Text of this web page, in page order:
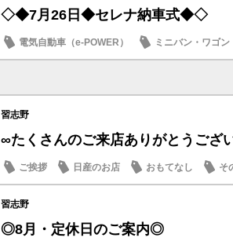
◇◆7月26日◆セレナ納車式◆◇
電気自動車（e-POWER）
ミニバン・ワゴン
納車式
習志野
∞たくさんのご来店ありがとうござ
ご挨拶 日産のお店 おもてなし そ
習志野
◎8月・定休日のご案内◎